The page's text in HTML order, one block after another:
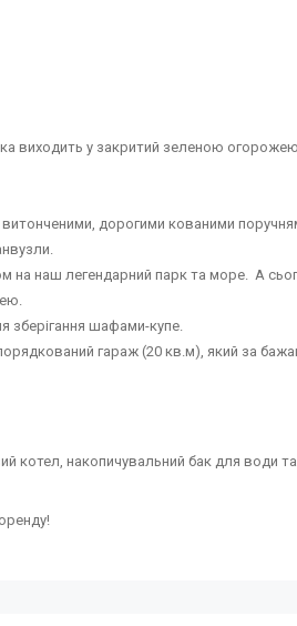
виходить у закритий зеленою огорожею
дорогими кованими
наш легендарний парк та море. А
зберігання шафами-купе.
гараж (20 кв.м), який за
котел, накопичувальний бак для води